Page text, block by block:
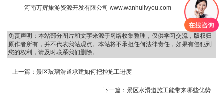
河南万辉旅游资源开发有限公司 www.wanhuilvyou.com
免责声明：本站部分图片和文字来源于网络收集整理，仅供学习交流，版权归
原作者所有，并不代表我站观点。本站将不承担任何法律责任，如果有侵犯到
您的权利，请及时联系我们删除。
上一篇： 景区玻璃滑道承建如何把控施工进度
下一篇： 景区水滑道施工能带来哪些优势